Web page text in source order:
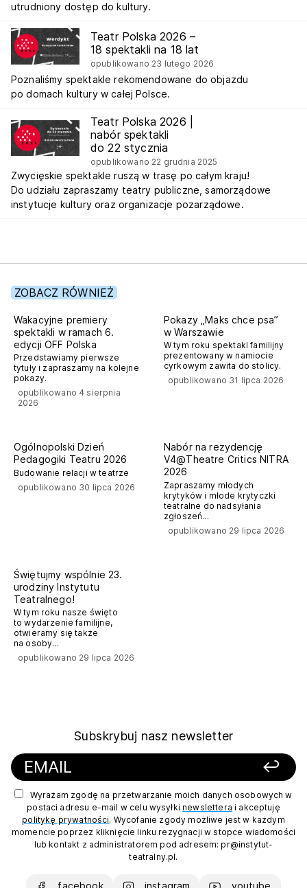
utrudniony dostęp do kultury.
Teatr Polska 2026 –
18 spektakli na 18 lat
opublikowano 23 lutego 2026
Poznaliśmy spektakle rekomendowane do objazdu
po domach kultury w całej Polsce.
Teatr Polska 2026 |
nabór spektakli
do 22 stycznia
opublikowano 22 grudnia 2025
Zwycięskie spektakle ruszą w trasę po całym kraju!
Do udziału zapraszamy teatry publiczne, samorządowe
instytucje kultury oraz organizacje pozarządowe.
ZOBACZ RÓWNIEŻ
off polska
Wakacyjne premiery
spektakli w ramach 6.
edycji OFF Polska
Przedstawiamy pierwsze
tytuły i zapraszamy na kolejne
pokazy.
opublikowano 4 sierpnia
2026
Pokazy „Maks chce psa”
w Warszawie
W tym roku spektakl familijny
prezentowany w namiocie
cyrkowym zawita do stolicy.
opublikowano 31 lipca 2026
Ogólnopolski Dzień
Pedagogiki Teatru 2026
Budowanie relacji w teatrze
opublikowano 30 lipca 2026
nitra
Nabór na rezydencję
V4@Theatre Critics NITRA
2026
Zapraszamy młodych
krytyków i młode krytyczki
teatralne do nadsyłania
zgłoszeń...
opublikowano 29 lipca 2026
komunikaty prasowe
Świętujmy wspólnie 23.
urodziny Instytutu
Teatralnego!
W tym roku nasze święto
to wydarzenie familijne,
otwieramy się także
na osoby...
opublikowano 29 lipca 2026
Subskrybuj nasz newsletter
Wyrażam zgodę na przetwarzanie moich danych osobowych w
postaci adresu e-mail w celu wysyłki newslettera i akceptuję
politykę prywatności. Wycofanie zgody możliwe jest w każdym
momencie poprzez kliknięcie linku rezygnacji w stopce wiadomości
lub kontakt z administratorem pod adresem: pr@instytut-
teatralny.pl.
facebook instagram youtube